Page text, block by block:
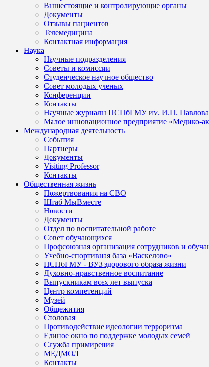
Вышестоящие и контролирующие органы
Документы
Отзывы пациентов
Телемедицина
Контактная информация
Наука
Научные подразделения
Советы и комиссии
Студенческое научное общество
Совет молодых ученых
Конференции
Контакты
Научные журналы ПСПбГМУ им. И.П. Павлова
Малое инновационное предприятие «Медико-
Международная деятельность
События
Партнеры
Документы
Visiting Professor
Контакты
Общественная жизнь
Пожертвования на СВО
Штаб МыВместе
Новости
Документы
Отдел по воспитательной работе
Совет обучающихся
Профсоюзная организация сотрудников и
Учебно-спортивная база «Васкелово»
ПСПбГМУ - ВУЗ здорового образа жизни
Духовно-нравственное воспитание
Выпускникам всех лет выпуска
Центр компетенций
Музей
Общежития
Столовая
Противодействие идеологии терроризма
Единое окно по поддержке молодых семей
Служба примирения
МЕДМОЛ
Контакты